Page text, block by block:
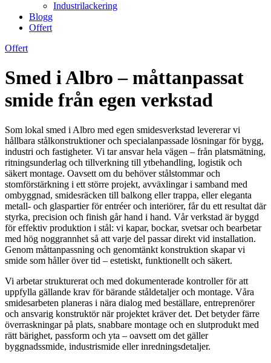
Industrilackering
Blogg
Offert
Offert
Smed i Albro – måttanpassat
smide från egen verkstad
Som lokal smed i Albro med egen smidesverkstad levererar vi
hållbara stålkonstruktioner och specialanpassade lösningar för bygg,
industri och fastigheter. Vi tar ansvar hela vägen – från platsmätning,
ritningsunderlag och tillverkning till ytbehandling, logistik och
säkert montage. Oavsett om du behöver stålstommar och
stomförstärkning i ett större projekt, avväxlingar i samband med
ombyggnad, smidesräcken till balkong eller trappa, eller eleganta
metall- och glaspartier för entréer och interiörer, får du ett resultat där
styrka, precision och finish går hand i hand. Vår verkstad är byggd
för effektiv produktion i stål: vi kapar, bockar, svetsar och bearbetar
med hög noggrannhet så att varje del passar direkt vid installation.
Genom måttanpassning och genomtänkt konstruktion skapar vi
smide som håller över tid – estetiskt, funktionellt och säkert.
Vi arbetar strukturerat och med dokumenterade kontroller för att
uppfylla gällande krav för bärande ståldetaljer och montage. Våra
smidesarbeten planeras i nära dialog med beställare, entreprenörer
och ansvarig konstruktör när projektet kräver det. Det betyder färre
överraskningar på plats, snabbare montage och en slutprodukt med
rätt bärighet, passform och yta – oavsett om det gäller
byggnadssmide, industrismide eller inredningsdetaljer.